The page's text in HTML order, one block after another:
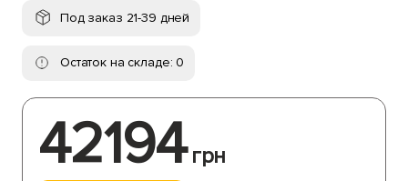
Под заказ 21-39 дней
Остаток на складе: 0
42194 грн